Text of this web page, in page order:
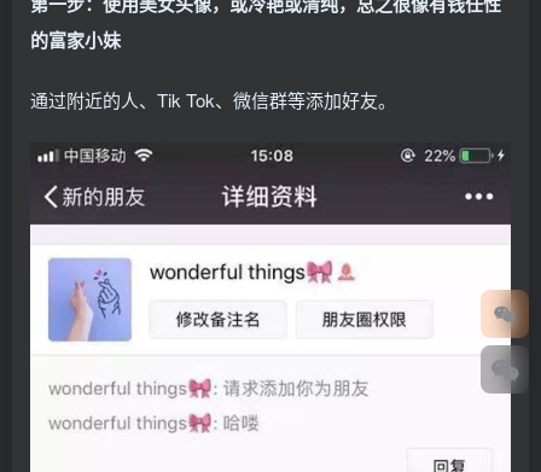
的富家小妹
通过附近的人、Tik Tok、微信群等添加好友。